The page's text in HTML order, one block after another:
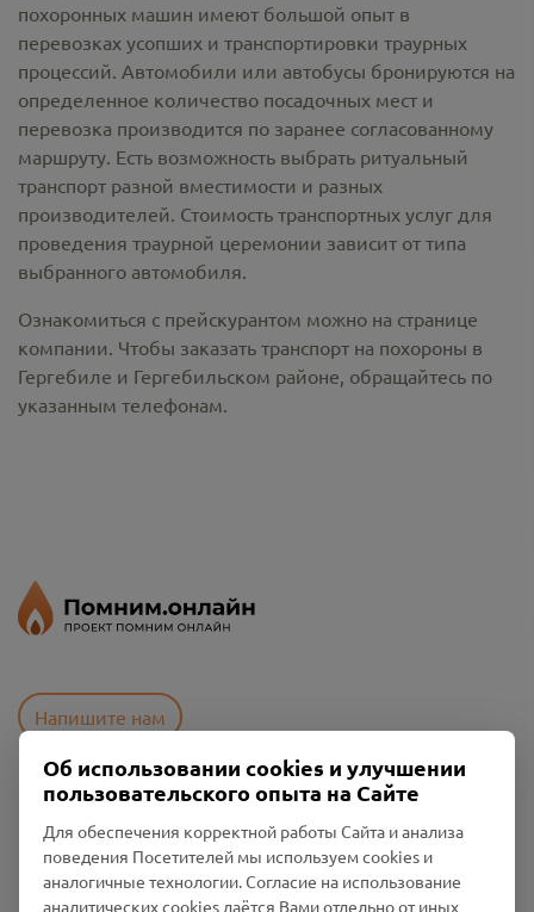
похоронных машин имеют большой опыт в
перевозках усопших и транспортировки траурных
процессий. Автомобили или автобусы бронируются на
определенное количество посадочных мест и
перевозка производится по заранее согласованному
маршруту. Есть возможность выбрать ритуальный
транспорт разной вместимости и разных
производителей. Стоимость транспортных услуг для
проведения траурной церемонии зависит от типа
выбранного автомобиля.
Ознакомиться с прейскурантом можно на странице
компании. Чтобы заказать транспорт на похороны в
Гергебиле и Гергебильском районе, обращайтесь по
указанным телефонам.
Напишите нам
Политика конфиденциальности
Промо-материалы
Об использовании cookies и улучшении
пользовательского опыта на Сайте
Для обеспечения корректной работы Сайта и анализа
поведения Посетителей мы используем cookies и
аналогичные технологии. Согласие на использование
аналитических cookies даётся Вами отдельно от иных